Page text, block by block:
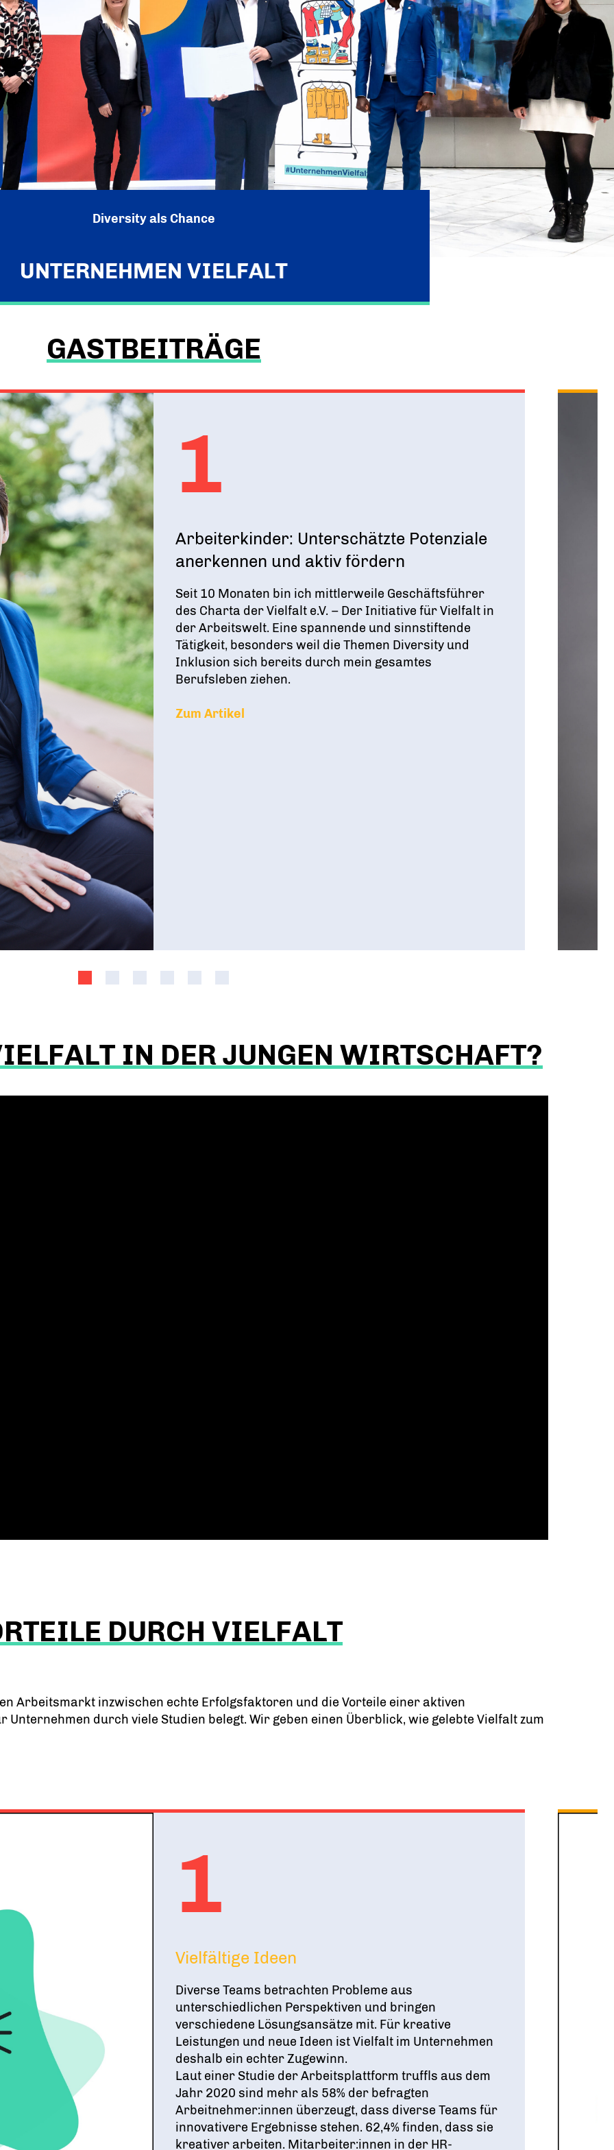
Ein Tag Azubi
BERUFSEINSTIEG ERLEICHTERN
UNTERNEHMEN VIELFALT
Diversity als Chance
GASTBEITRÄGE
1
Arbeiterkinder: Unterschätzte Potenziale
anerkennen und aktiv fördern
Seit 10 Monaten bin ich mittlerweile Geschäftsführer
des Charta der Vielfalt e.V. – Der Initiative für Vielfalt in
der Arbeitswelt. Eine spannende und sinnstiftende
Tätigkeit, besonders weil die Themen Diversity und
Inklusion sich bereits durch mein gesamtes
Berufsleben ziehen.
Zum Artikel
IN DER JUNGEN WIRTSCHAFT?
DURCH VIELFALT
Arbeitsmarkt inzwischen echte Erfolgsfaktoren und die Vorteile einer aktiven
durch viele Studien belegt. Wir geben einen Überblick, wie gelebte Vielfalt zum
1
Vielfältige Ideen
Diverse Teams betrachten Probleme aus
unterschiedlichen Perspektiven und bringen
verschiedene Lösungsansätze mit. Für kreative
Leistungen und neue Ideen ist Vielfalt im Unternehmen
deshalb ein echter Zugewinn.
Laut einer Studie der Arbeitsplattform truffls aus dem
Jahr 2020 sind mehr als 58% der befragten
Arbeitnehmer:innen überzeugt, dass diverse Teams für
innovativere Ergebnisse stehen. 62,4% finden, dass sie
kreativer arbeiten. Mitarbeiter:innen in der HR-